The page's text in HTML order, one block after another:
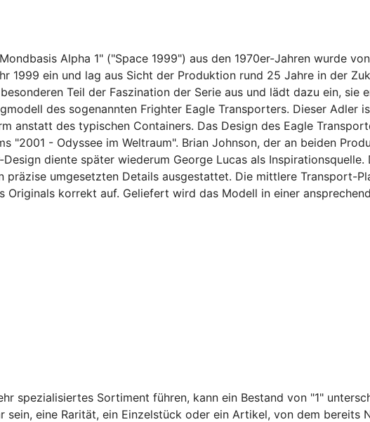
Alpha 1" ("Space 1999") aus den 1970er-Jahren wurde
1999 ein und lag aus Sicht der Produktion rund 25 Jahre in der
Teil der Faszination der Serie aus und lädt dazu ein, sie
des sogenannten Frighter Eagle Transporters. Dieser Adler
anstatt des typischen Containers. Das Design des Eagle
"2001 - Odyssee im Weltraum". Brian Johnson, der an beiden
diente später wiederum George Lucas als Inspirationsquelle.
präzise umgesetzten Details ausgestattet. Die mittlere Transport-
korrekt auf. Geliefert wird das Modell in einer
spezialisiertes Sortiment führen, kann ein Bestand von "1"
eine Rarität, ein Einzelstück oder ein Artikel, von dem bereits